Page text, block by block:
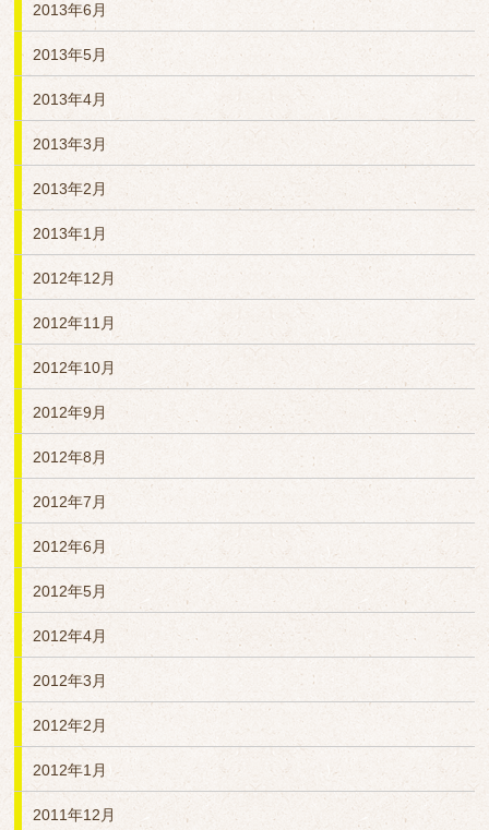
2013年6月
2013年5月
2013年4月
2013年3月
2013年2月
2013年1月
2012年12月
2012年11月
2012年10月
2012年9月
2012年8月
2012年7月
2012年6月
2012年5月
2012年4月
2012年3月
2012年2月
2012年1月
2011年12月